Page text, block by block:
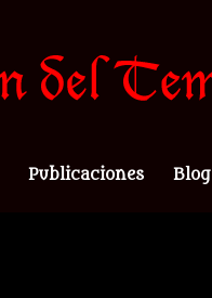
Publicaciones Blog